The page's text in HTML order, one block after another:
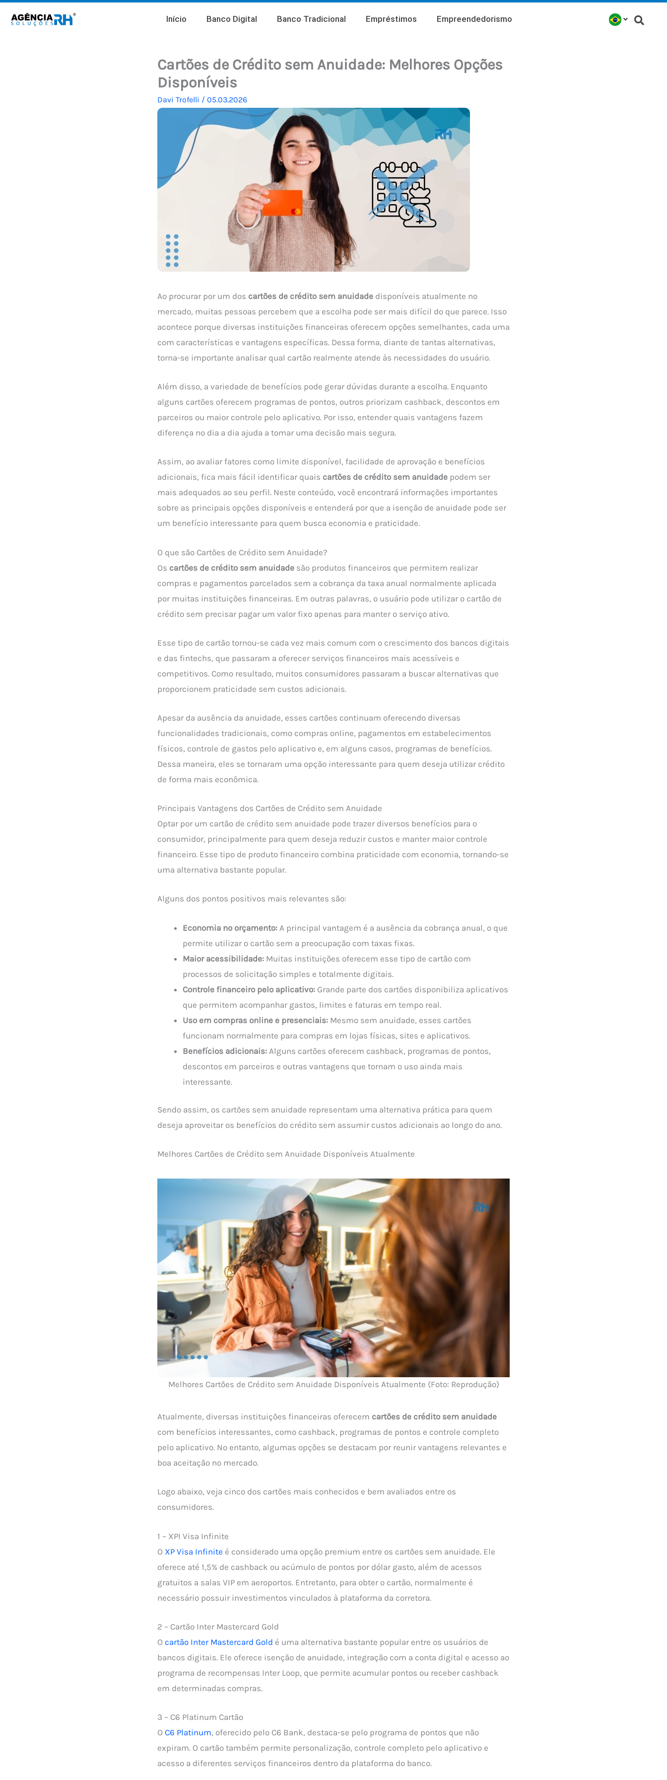
para
Início Banco Digital Banco Tradicional Empréstimos Empreendedorismo
Cartões de Crédito sem Anuidade: Melhores Opções
Disponíveis
Davi Trofelli / 05.03.2026
Ao procurar por um dos cartões de crédito sem anuidade disponíveis atualmente no
mercado, muitas pessoas percebem que a escolha pode ser mais difícil do que parece. Isso
acontece porque diversas instituições financeiras oferecem opções semelhantes, cada uma
com características e vantagens específicas. Dessa forma, diante de tantas alternativas,
torna-se importante analisar qual cartão realmente atende às necessidades do usuário.
Além disso, a variedade de benefícios pode gerar dúvidas durante a escolha. Enquanto
alguns cartões oferecem programas de pontos, outros priorizam cashback, descontos em
parceiros ou maior controle pelo aplicativo. Por isso, entender quais vantagens fazem
diferença no dia a dia ajuda a tomar uma decisão mais segura.
Assim, ao avaliar fatores como limite disponível, facilidade de aprovação e benefícios
adicionais, fica mais fácil identificar quais cartões de crédito sem anuidade podem ser
mais adequados ao seu perfil. Neste conteúdo, você encontrará informações importantes
sobre as principais opções disponíveis e entenderá por que a isenção de anuidade pode ser
um benefício interessante para quem busca economia e praticidade.
O que são Cartões de Crédito sem Anuidade?
Os cartões de crédito sem anuidade são produtos financeiros que permitem realizar
compras e pagamentos parcelados sem a cobrança da taxa anual normalmente aplicada
por muitas instituições financeiras. Em outras palavras, o usuário pode utilizar o cartão de
crédito sem precisar pagar um valor fixo apenas para manter o serviço ativo.
Esse tipo de cartão tornou-se cada vez mais comum com o crescimento dos bancos digitais
e das fintechs, que passaram a oferecer serviços financeiros mais acessíveis e
competitivos. Como resultado, muitos consumidores passaram a buscar alternativas que
proporcionem praticidade sem custos adicionais.
Apesar da ausência da anuidade, esses cartões continuam oferecendo diversas
funcionalidades tradicionais, como compras online, pagamentos em estabelecimentos
físicos, controle de gastos pelo aplicativo e, em alguns casos, programas de benefícios.
Dessa maneira, eles se tornaram uma opção interessante para quem deseja utilizar crédito
de forma mais econômica.
Principais Vantagens dos Cartões de Crédito sem Anuidade
Optar por um cartão de crédito sem anuidade pode trazer diversos benefícios para o
consumidor, principalmente para quem deseja reduzir custos e manter maior controle
financeiro. Esse tipo de produto financeiro combina praticidade com economia, tornando-se
uma alternativa bastante popular.
Alguns dos pontos positivos mais relevantes são:
Economia no orçamento: A principal vantagem é a ausência da cobrança anual, o que
permite utilizar o cartão sem a preocupação com taxas fixas.
Maior acessibilidade: Muitas instituições oferecem esse tipo de cartão com
processos de solicitação simples e totalmente digitais.
Controle financeiro pelo aplicativo: Grande parte dos cartões disponibiliza aplicativos
que permitem acompanhar gastos, limites e faturas em tempo real.
Uso em compras online e presenciais: Mesmo sem anuidade, esses cartões
funcionam normalmente para compras em lojas físicas, sites e aplicativos.
Benefícios adicionais: Alguns cartões oferecem cashback, programas de pontos,
descontos em parceiros e outras vantagens que tornam o uso ainda mais
interessante.
Sendo assim, os cartões sem anuidade representam uma alternativa prática para quem
deseja aproveitar os benefícios do crédito sem assumir custos adicionais ao longo do ano.
Melhores Cartões de Crédito sem Anuidade Disponíveis Atualmente
Melhores Cartões de Crédito sem Anuidade Disponíveis Atualmente (Foto: Reprodução)
Atualmente, diversas instituições financeiras oferecem cartões de crédito sem anuidade
com benefícios interessantes, como cashback, programas de pontos e controle completo
pelo aplicativo. No entanto, algumas opções se destacam por reunir vantagens relevantes e
boa aceitação no mercado.
Logo abaixo, veja cinco dos cartões mais conhecidos e bem avaliados entre os
consumidores.
1 – XPI Visa Infinite
O XP Visa Infinite é considerado uma opção premium entre os cartões sem anuidade. Ele
oferece até 1,5% de cashback ou acúmulo de pontos por dólar gasto, além de acessos
gratuitos a salas VIP em aeroportos. Entretanto, para obter o cartão, normalmente é
necessário possuir investimentos vinculados à plataforma da corretora.
2 – Cartão Inter Mastercard Gold
O cartão Inter Mastercard Gold é uma alternativa bastante popular entre os usuários de
bancos digitais. Ele oferece isenção de anuidade, integração com a conta digital e acesso ao
programa de recompensas Inter Loop, que permite acumular pontos ou receber cashback
em determinadas compras.
3 – C6 Platinum Cartão
O C6 Platinum, oferecido pelo C6 Bank, destaca-se pelo programa de pontos que não
expiram. O cartão também permite personalização, controle completo pelo aplicativo e
acesso a diferentes serviços financeiros dentro da plataforma do banco.